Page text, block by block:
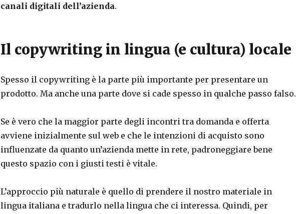
canali digitali dell’azienda.
Il copywriting in lingua (e cultura) locale
Spesso il copywriting è la parte più importante per presentare un
prodotto. Ma anche una parte dove si cade spesso in qualche passo falso.
Se è vero che la maggior parte degli incontri tra domanda e offerta
avviene inizialmente sul web e che le intenzioni di acquisto sono
influenzate da quanto un’azienda mette in rete, padroneggiare bene
questo spazio con i giusti testi è vitale.
L’approccio più naturale è quello di prendere il nostro materiale in
lingua italiana e tradurlo nella lingua che ci interessa. Quindi, per